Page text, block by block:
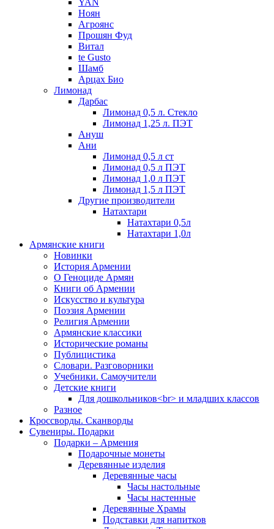
YAN
Ноян
Агроянс
Прошян Фуд
Витал
te Gusto
Шамб
Арцах Био
Лимонад
Дарбас
Лимонад 0,5 л. Стекло
Лимонад 1,25 л. ПЭТ
Ануш
Ани
Лимонад 0,5 л ст
Лимонад 0,5 л ПЭТ
Лимонад 1,0 л ПЭТ
Лимонад 1,5 л ПЭТ
Другие производители
Натахтари
Натахтари 0,5л
Натахтари 1,0л
Армянские книги
Новинки
История Армении
О Геноциде Армян
Книги об Армении
Иcкусство и культура
Поэзия Армении
Религия Армении
Армянские классики
Исторические романы
Публицистика
Словари. Разговорники
Учебники. Самоучители
Детские книги
Для дошкольников<br> и младших классов
Разное
Кроссворды. Сканворды
Сувениры. Подарки
Подарки – Армения
Подарочные монеты
Деревянные изделия
Деревянные часы
Часы настольные
Часы настенные
Деревянные Храмы
Подставки для напитков